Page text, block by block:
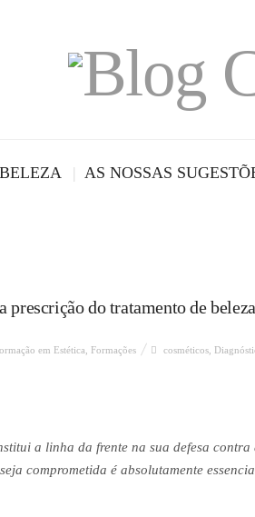
AS NOSSAS
do tratamento de beleza
em Estética Formações cosméticos
a linha da frente na sua defesa contra
comprometida é absolutamente